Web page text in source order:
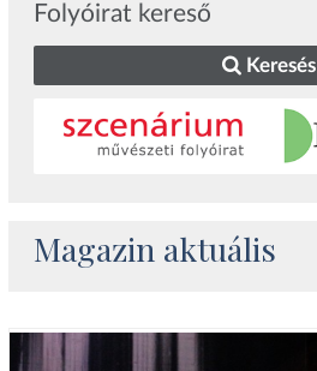
Folyóirat kereső
Keresés
Magazin aktuális